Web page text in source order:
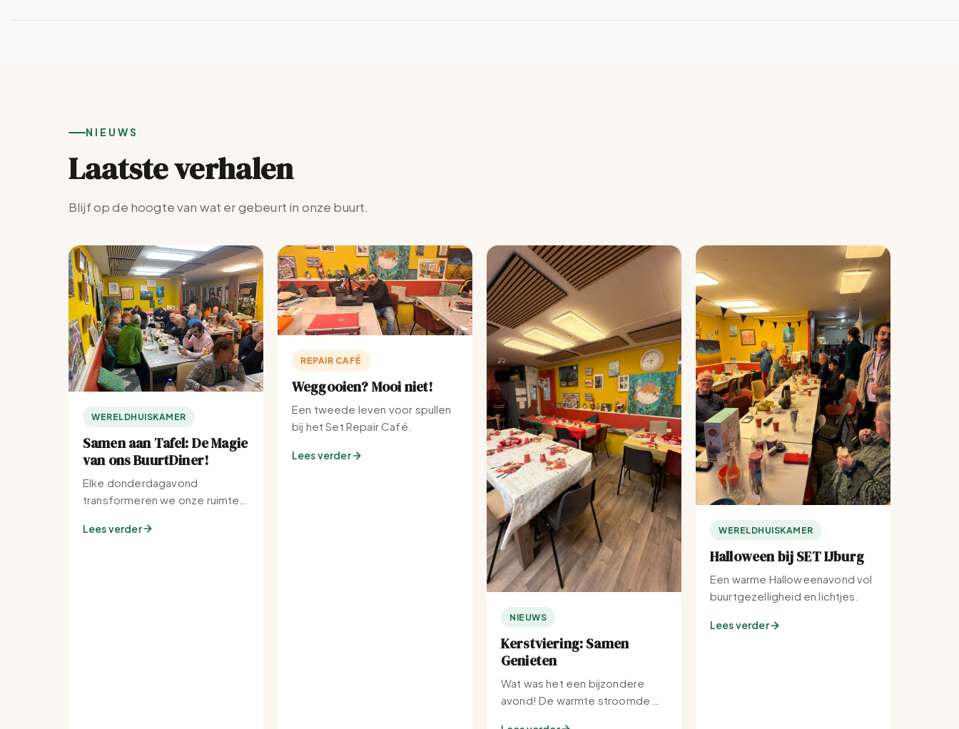
NIEUWS
Laatste verhalen
Blijf op de hoogte van wat er gebeurt in onze buurt.
WERELDHUISKAMER
Samen aan Tafel: De Magie
van ons BuurtDiner!
Elke donderdagavond
transformeren we onze ruimte
buurt.
Lees verder
REPAIR CAFÉ
Weggooien? Mooi niet!
Een tweede leven voor spullen
bij het Set Repair Café.
Lees verder
NIEUWS
Kerstviering: Samen
Genieten
Wat was het een bijzondere
avond! De warmte stroomde bij
WERELDHUISKAMER
Halloween bij SET IJburg
Een warme Halloweenavond vol
buurtgezelligheid en lichtjes.
Lees verder